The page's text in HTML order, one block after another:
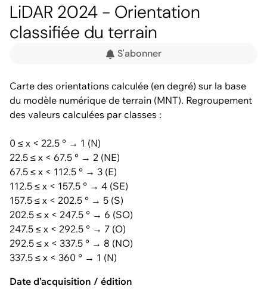
LiDAR 2024 - Orientation
classifiée du terrain
S'abonner
Carte des orientations calculée (en degré) sur la base
du modèle numérique de terrain (MNT). Regroupement
des valeurs calculées par classes :
0 ≤ x < 22.5 ° → 1 (N)
22.5 ≤ x < 67.5 ° → 2 (NE)
67.5 ≤ x < 112.5 ° → 3 (E)
112.5 ≤ x < 157.5 ° → 4 (SE)
157.5 ≤ x < 202.5 ° → 5 (S)
202.5 ≤ x < 247.5 ° → 6 (SO)
247.5 ≤ x < 292.5 ° → 7 (O)
292.5 ≤ x < 337.5 ° → 8 (NO)
337.5 ≤ x < 360 ° → 1 (N)
Date d’acquisition / édition